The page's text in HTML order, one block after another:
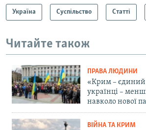
Україна Суспільство Статті
Читайте також
ПРАВА ЛЮДИНИ
«Крим – єдиний
українці –
навколо нової
ВІЙНА ТА КРИМ